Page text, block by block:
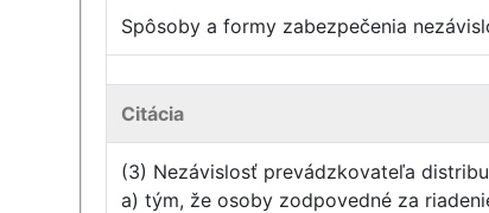
Spôsoby a formy zabezpečenia
Citácia
(3) Nezávislosť prevádzkovateľa
a) tým, že osoby zodpovedné za